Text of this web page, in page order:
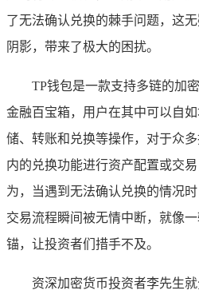
了无法确认兑换的棘手问题，这
阴影，带来了极大的困扰。
TP钱包是一款支持多链的加
金融百宝箱，用户在其中可以自
储、转账和兑换等操作，对于众
内的兑换功能进行资产配置或交
为，当遇到无法确认兑换的情况
交易流程瞬间被无情中断，就像
锚，让投资者们措手不及。
资深加密货币投资者李先生